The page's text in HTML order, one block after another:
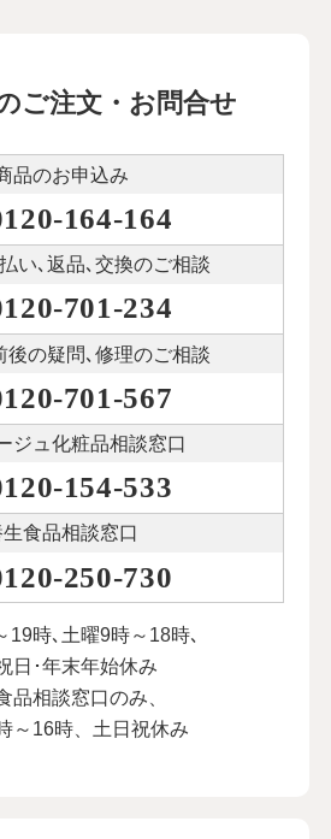
ご注文・お問合せ
品のお申込み
164-164
い､ 返品､交換のご相談
701-234
後の疑問､修理のご相談
701-567
ジュ化粧品相談窓口
154-533
食品相談窓口
250-730
19時､土曜9時～18時､
日･年末年始休み
品相談窓口のみ、
～16時、土日祝休み